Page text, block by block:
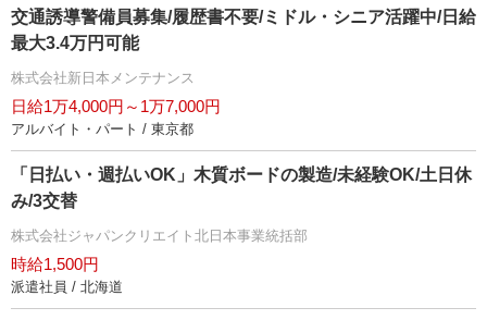
交通誘導警備員募集/履歴書不要/ミドル・シニア活躍中/日給
最大3.4万円可能
株式会社新日本メンテナンス
日給1万4,000円～1万7,000円
アルバイト・パート / 東京都
「日払い・週払いOK」木質ボードの製造/未経験OK/土日休
み/3交替
株式会社ジャパンクリエイト北日本事業統括部
時給1,500円
派遣社員 / 北海道